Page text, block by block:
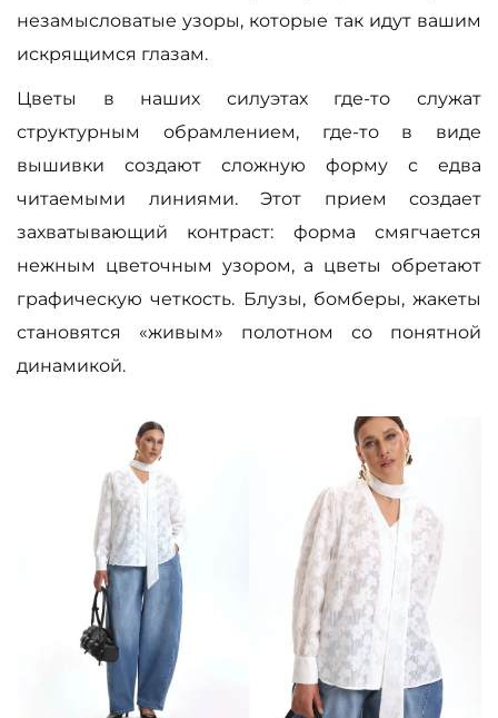
незамысловатые узоры, которые так идут вашим
искрящимся глазам.
Цветы в наших силуэтах где-то служат
структурным обрамлением, где-то в виде
вышивки создают сложную форму с едва
читаемыми линиями. Этот прием создает
захватывающий контраст: форма смягчается
нежным цветочным узором, а цветы обретают
графическую четкость. Блузы, бомберы, жакеты
становятся «живым» полотном со понятной
динамикой.